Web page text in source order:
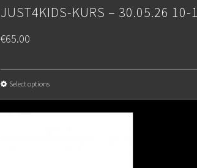
JUST4KIDS-KURS – 30.05.26 10-
€65.00
Select options